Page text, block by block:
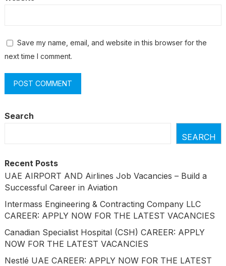
Save my name, email, and website in this browser for the
next time I comment.
Search
SEARCH
Recent Posts
UAE AIRPORT AND Airlines Job Vacancies – Build a
Successful Career in Aviation
Intermass Engineering & Contracting Company LLC
CAREER: APPLY NOW FOR THE LATEST VACANCIES
Canadian Specialist Hospital (CSH) CAREER: APPLY
NOW FOR THE LATEST VACANCIES
Nestlé UAE CAREER: APPLY NOW FOR THE LATEST